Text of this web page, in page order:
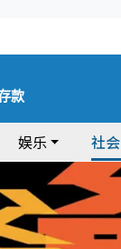
款
娱乐 社会